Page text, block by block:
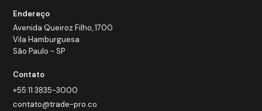
Endereço
Avenida Queiroz Filho, 1700
Vila Hamburguesa
São Paulo - SP
Contato
+55 11 3835-3000
contato@trade-pro.co